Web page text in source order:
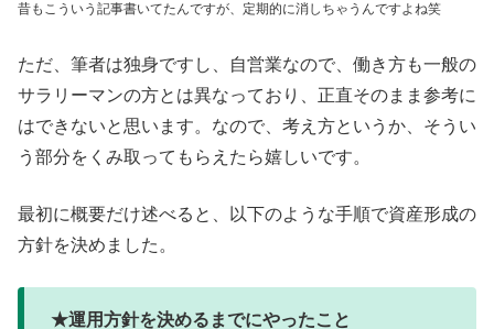
昔もこういう記事書いてたんですが、定期的に消しちゃうんですよね笑
ただ、筆者は独身ですし、自営業なので、働き方も一般の
サラリーマンの方とは異なっており、正直そのまま参考に
はできないと思います。なので、考え方というか、そうい
う部分をくみ取ってもらえたら嬉しいです。
最初に概要だけ述べると、以下のような手順で資産形成の
方針を決めました。
★運用方針を決めるまでにやったこと